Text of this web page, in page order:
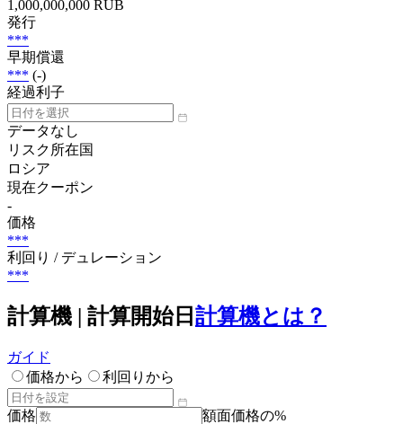
1,000,000,000 RUB
発行
***
早期償還
*** (-)
経過利子
データなし
リスク所在国
ロシア
現在クーポン
-
価格
***
利回り / デュレーション
***
計算機 | 計算開始日 計算機とは？
ガイド
価格から
利回りから
価格
額面価格の%